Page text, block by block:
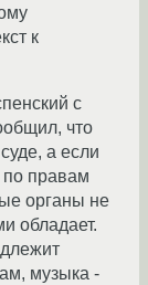
к
с
что
а если
по правам
органы не
обладает.
музыка -